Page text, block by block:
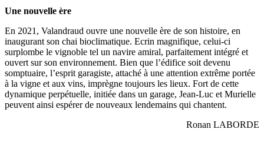
Une nouvelle ère
En 2021, Valandraud ouvre une nouvelle ère de son histoire, en
inaugurant son chai bioclimatique. Ecrin magnifique, celui-ci
surplombe le vignoble tel un navire amiral, parfaitement intégré et
ouvert sur son environnement. Bien que l’édifice soit devenu
somptuaire, l’esprit garagiste, attaché à une attention extrême portée
à la vigne et aux vins, imprègne toujours les lieux. Fort de cette
dynamique perpétuelle, initiée dans un garage, Jean-Luc et Murielle
peuvent ainsi espérer de nouveaux lendemains qui chantent.
Ronan LABORDE